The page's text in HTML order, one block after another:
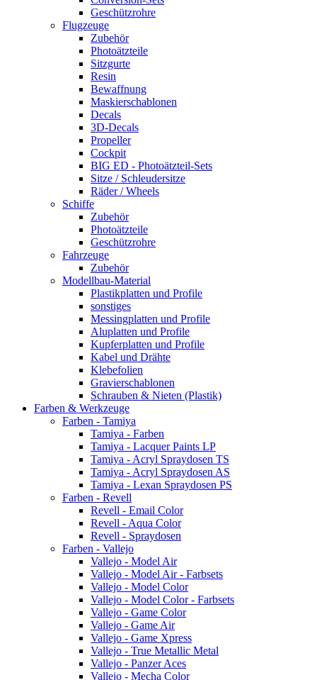
Geschützrohre
Flugzeuge
Zubehör
Photoätzteile
Sitzgurte
Resin
Bewaffnung
Maskierschablonen
Decals
3D-Decals
Propeller
Cockpit
BIG ED - Photoätzteil-Sets
Sitze / Schleudersitze
Räder / Wheels
Schiffe
Zubehör
Photoätzteile
Geschützrohre
Fahrzeuge
Zubehör
Modellbau-Material
Plastikplatten und Profile
sonstiges
Messingplatten und Profile
Aluplatten und Profile
Kupferplatten und Profile
Kabel und Drähte
Klebefolien
Gravierschablonen
Schrauben & Nieten (Plastik)
Farben & Werkzeuge
Farben - Tamiya
Tamiya - Farben
Tamiya - Lacquer Paints LP
Tamiya - Acryl Spraydosen TS
Tamiya - Acryl Spraydosen AS
Tamiya - Lexan Spraydosen PS
Farben - Revell
Revell - Email Color
Revell - Aqua Color
Revell - Spraydosen
Farben - Vallejo
Vallejo - Model Air
Vallejo - Model Air - Farbsets
Vallejo - Model Color
Vallejo - Model Color - Farbsets
Vallejo - Game Color
Vallejo - Game Air
Vallejo - Game Xpress
Vallejo - True Metallic Metal
Vallejo - Panzer Aces
Vallejo - Mecha Color